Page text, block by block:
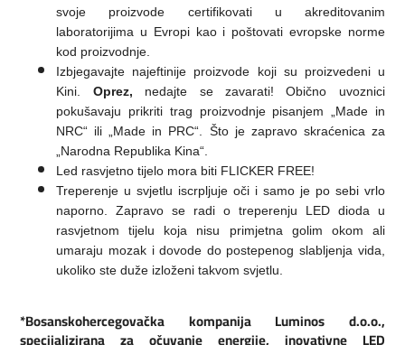
svoje proizvode certifikovati u akreditovanim
laboratorijima u Evropi kao i poštovati evropske norme
kod proizvodnje.
Izbjegavajte najeftinije proizvode koji su proizvedeni u
Kini. Oprez, nedajte se zavarati! Obično uvoznici
pokušavaju prikriti trag proizvodnje pisanjem „Made in
NRC“ ili „Made in PRC“. Što je zapravo skraćenica za
„Narodna Republika Kina“.
Led rasvjetno tijelo mora biti FLICKER FREE!
Treperenje u svjetlu iscrpljuje oči i samo je po sebi vrlo
naporno. Zapravo se radi o treperenju LED dioda u
rasvjetnom tijelu koja nisu primjetna golim okom ali
umaraju mozak i dovode do postepenog slabljenja vida,
ukoliko ste duže izloženi takvom svjetlu.
*Bosanskohercegovačka kompanija Luminos d.o.o.,